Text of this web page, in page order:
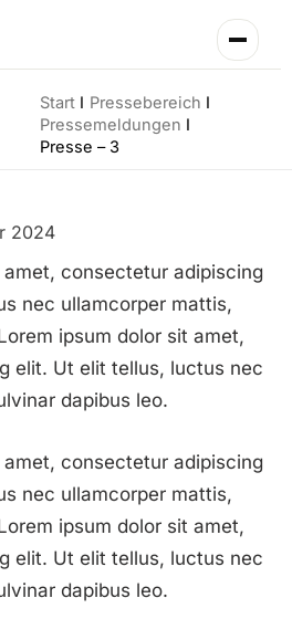
Start
Pressebereich
Pressemeldungen
Presse – 3
2024
consectetur adipiscing
nec ullamcorper mattis,
ipsum dolor sit amet,
elit. Ut elit tellus, luctus nec
dapibus leo.
consectetur adipiscing
nec ullamcorper mattis,
ipsum dolor sit amet,
elit. Ut elit tellus, luctus nec
dapibus leo.